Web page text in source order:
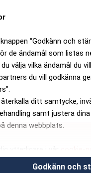
“Godkänn och
de ändamål som listas
välja vilka ändamål du
du vill godkänna
återkalla ditt samtycke,
samt justera
denna webbplats.
Godkänn och